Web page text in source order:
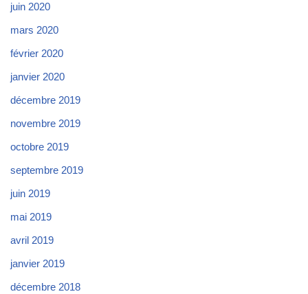
juin 2020
mars 2020
février 2020
janvier 2020
décembre 2019
novembre 2019
octobre 2019
septembre 2019
juin 2019
mai 2019
avril 2019
janvier 2019
décembre 2018